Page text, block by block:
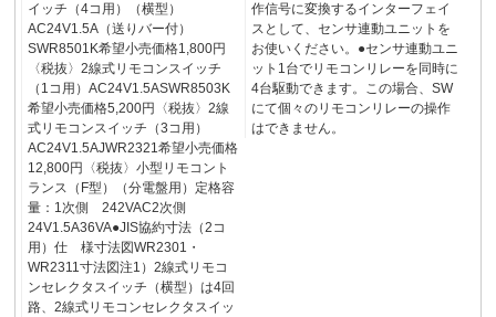
イッチ（4コ用）（横型）
AC24V1.5A（送りバー付）
SWR8501K希望小売価格1,800円
〈税抜〉2線式リモコンスイッチ
（1コ用）AC24V1.5ASWR8503K
希望小売価格5,200円〈税抜〉2線
式リモコンスイッチ（3コ用）
AC24V1.5AJWR2321希望小売価格
12,800円〈税抜〉小型リモコント
ランス（F型）（分電盤用）定格容
量：1次側 242VAC2次側
24V1.5A36VA●JIS協約寸法（2コ
用）仕 様寸法図WR2301・
WR2311寸法図注1）2線式リモコ
ンセレクタスイッチ（横型）は4回
路、2線式リモコンセレクタスイッ
作信号に変換するインターフェイ
スとして、センサ連動ユニットを
お使いください。●センサ連動ユニ
ット1台でリモコンリレーを同時に
4台駆動できます。この場合、SW
にて個々のリモコンリレーの操作
はできません。